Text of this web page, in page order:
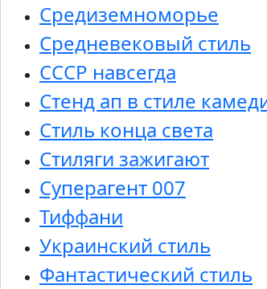
Средиземноморье
Средневековый стиль
СССР навсегда
Стенд ап в стиле
Стиль конца света
Стиляги зажигают
Суперагент 007
Тиффани
Украинский стиль
Фантастический стиль